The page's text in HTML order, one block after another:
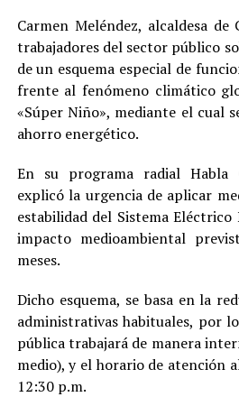
Carmen Meléndez, alcaldesa
trabajadores del sector público
de un esquema especial de
frente al fenómeno climático
«Súper Niño», mediante el cual
ahorro energético.
En su programa radial Habla
explicó la urgencia de aplicar
estabilidad del Sistema
impacto medioambiental
meses.
Dicho esquema, se basa en la
administrativas habituales, por
pública trabajará de manera
medio), y el horario de atención
12:30 p.m.